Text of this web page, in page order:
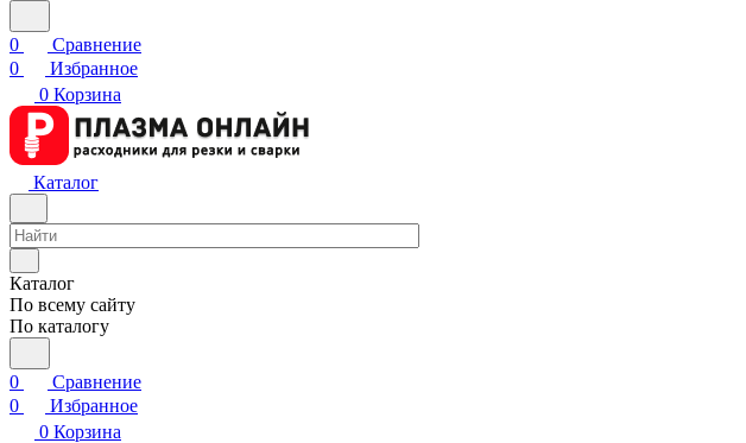
0
Сравнение
0
Избранное
0 Корзина
Каталог
Каталог
По всему сайту
По каталогу
0
Сравнение
0
Избранное
0 Корзина